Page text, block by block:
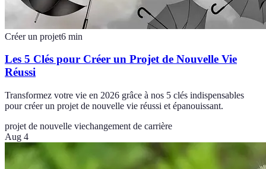
Créer un projet6 min
Les 5 Clés pour Créer un Projet de Nouvelle Vie
Réussi
Transformez votre vie en 2026 grâce à nos 5 clés indispensables
pour créer un projet de nouvelle vie réussi et épanouissant.
projet de nouvelle viechangement de carrière
Aug 4